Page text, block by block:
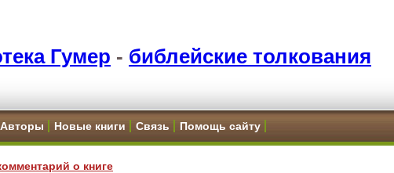
Гумер - библейские толкования
Авторы Новые книги Связь Помощь сайту
о книге